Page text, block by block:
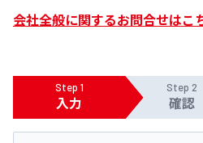
会社全般に関するお問合せはこ
Step 1
入力
Step 2
確認